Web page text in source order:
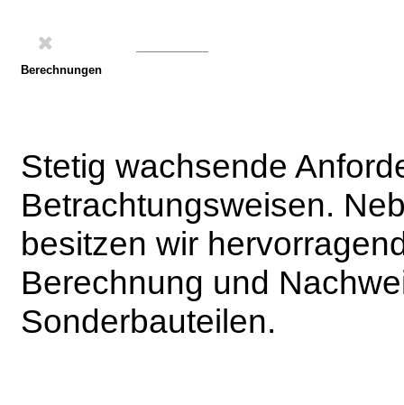
Berechnungen
Stetig wachsende
Betrachtungsweisen.
besitzen wir
Berechnung und
Sonderbauteilen.